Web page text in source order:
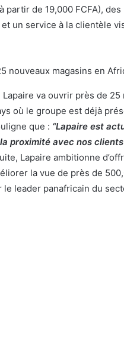
partir de 19,000 FCFA),
un service à la clientèle
Lapaire va ouvrir près de
où le groupe est déjà
que : “Lapaire est
proximité avec nos
Lapaire ambitionne
la vue de près de
le leader panafricain du